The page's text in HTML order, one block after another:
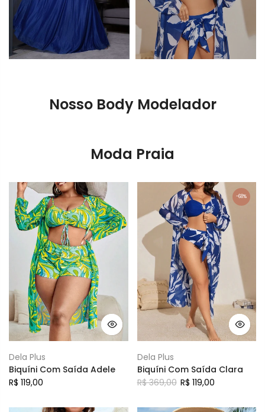
Nosso Body Modelador
Moda Praia
Dela Plus
Biquíni Com Saída Adele
R$ 119,00
-68%
Dela Plus
Biquíni Com Saída Clara
R$ 369,00 R$ 119,00